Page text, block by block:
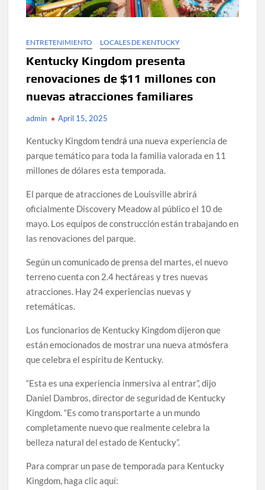
ENTRETENIMIENTO LOCALES DE KENTUCKY
Kentucky Kingdom presenta
renovaciones de $11 millones con
nuevas atracciones familiares
admin April 15, 2025
Kentucky Kingdom tendrá una nueva experiencia de
parque temático para toda la familia valorada en 11
millones de dólares esta temporada.
El parque de atracciones de Louisville abrirá
oficialmente Discovery Meadow al público el 10 de
mayo. Los equipos de construcción están trabajando en
las renovaciones del parque.
Según un comunicado de prensa del martes, el nuevo
terreno cuenta con 2.4 hectáreas y tres nuevas
atracciones. Hay 24 experiencias nuevas y
retemáticas.
Los funcionarios de Kentucky Kingdom dijeron que
están emocionados de mostrar una nueva atmósfera
que celebra el espíritu de Kentucky.
“Esta es una experiencia inmersiva al entrar”, dijo
Daniel Dambros, director de seguridad de Kentucky
Kingdom. “Es como transportarte a un mundo
completamente nuevo que realmente celebra la
belleza natural del estado de Kentucky”.
Para comprar un pase de temporada para Kentucky
Kingdom, haga clic aquí: